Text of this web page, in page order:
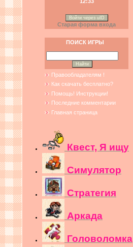
Войти через uID
Старая форма входа
ПОИСК ИГРЫ
Правообладателям !
Как скачать бесплатно?
Помощь! Инструкции!
Последние комментарии
Главная страница
Квест, Я ищу
Симулятор
Стратегия
Аркада
Головоломка